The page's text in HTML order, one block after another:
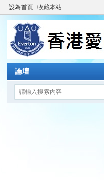
設為首頁 收藏本站
論壇